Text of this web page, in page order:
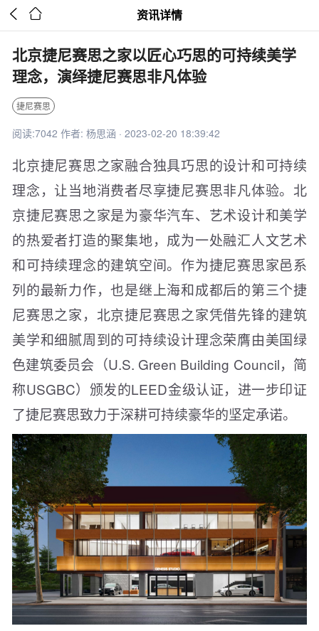
  资讯详情
北京捷尼赛思之家以匠心巧思的可持续美学
理念，演绎捷尼赛思非凡体验
捷尼赛思
阅读:7042 作者: 杨思涵 · 2023-02-20 18:39:42
北京捷尼赛思之家融合独具巧思的设计和可持续
理念，让当地消费者尽享捷尼赛思非凡体验。北
京捷尼赛思之家是为豪华汽车、艺术设计和美学
的热爱者打造的聚集地，成为一处融汇人文艺术
和可持续理念的建筑空间。作为捷尼赛思家邑系
列的最新力作，也是继上海和成都后的第三个捷
尼赛思之家，北京捷尼赛思之家凭借先锋的建筑
美学和细腻周到的可持续设计理念荣膺由美国绿
色建筑委员会（U.S. Green Building Council，简
称USGBC）颁发的LEED金级认证，进一步印证
了捷尼赛思致力于深耕可持续豪华的坚定承诺。